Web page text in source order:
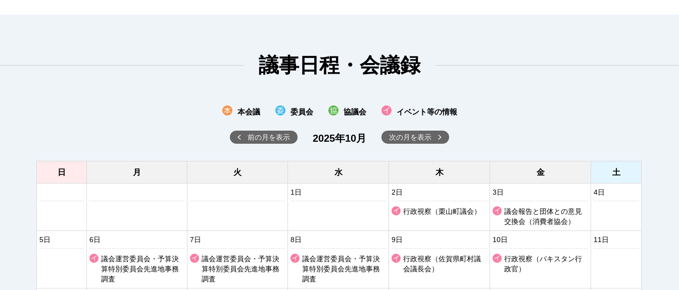
議事日程・会議録
本会議 委員会 協議会 イベント等の情報
前の月を表示 2025年10月 次の月を表示
日 月 火 水 木 金 土
1日 2日
行政視察（栗山町議会）
3日
議会報告と団体との意見
交換会（消費者協会）
4日
5日 6日
議会運営委員会・予算決
算特別委員会先進地事務
調査
7日
議会運営委員会・予算決
算特別委員会先進地事務
調査
8日
議会運営委員会・予算決
算特別委員会先進地事務
調査
9日
行政視察（佐賀県町村議
会議長会）
10日
行政視察（パキスタン行
政官）
11日